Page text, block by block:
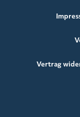
Vertrag